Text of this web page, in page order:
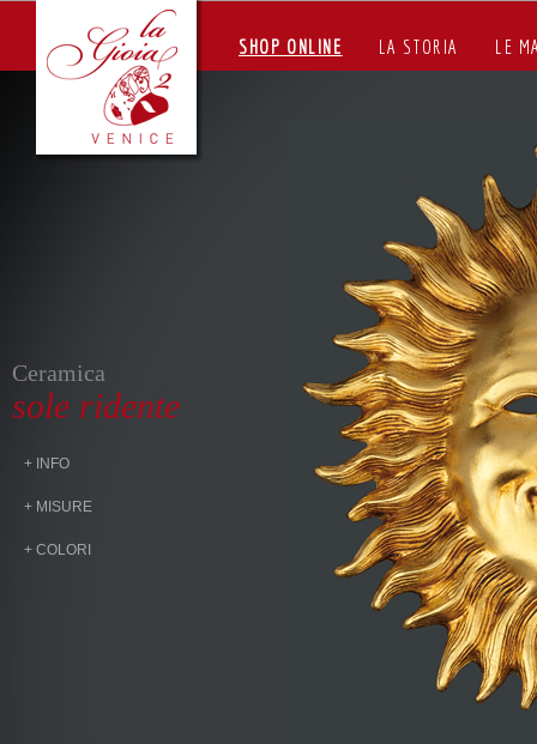
SHOP ONLINE LA STORIA LE
Ceramica
sole ridente
+ INFO
+ MISURE
+ COLORI